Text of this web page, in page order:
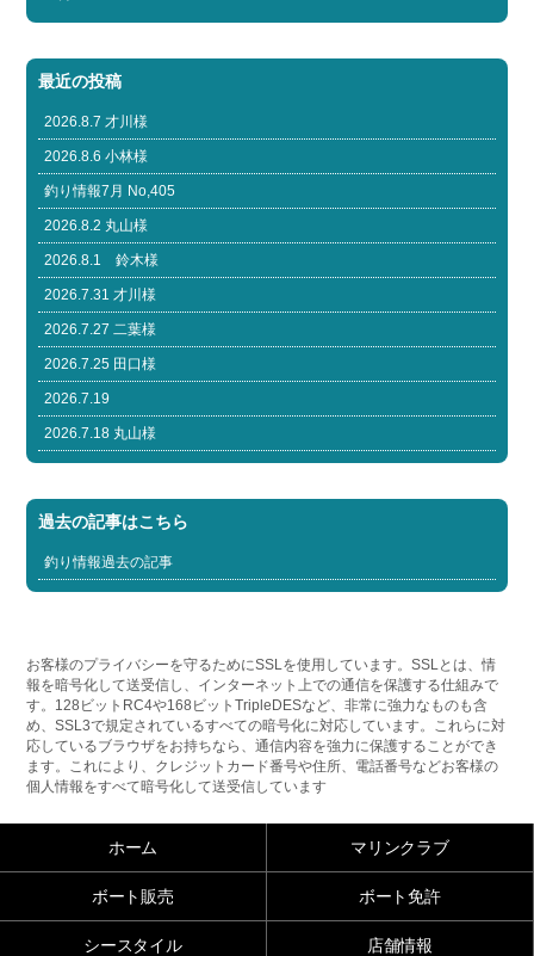
最近の投稿
2026.8.7 才川様
2026.8.6 小林様
釣り情報7月 No,405
2026.8.2 丸山様
2026.8.1 鈴木様
2026.7.31 才川様
2026.7.27 二葉様
2026.7.25 田口様
2026.7.19
2026.7.18 丸山様
過去の記事はこちら
釣り情報過去の記事
お客様のプライバシーを守るためにSSLを使用しています。SSLとは、情
報を暗号化して送受信し、インターネット上での通信を保護する仕組みで
す。128ビットRC4や168ビットTripleDESなど、非常に強力なものも含
め、SSL3で規定されているすべての暗号化に対応しています。これらに対
応しているブラウザをお持ちなら、通信内容を強力に保護することができ
ます。これにより、クレジットカード番号や住所、電話番号などお客様の
個人情報をすべて暗号化して送受信しています
ホーム マリンクラブ
ボート販売 ボート免許
シースタイル 店舗情報